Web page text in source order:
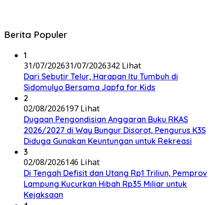
Berita Populer
1
31/07/202631/07/2026342 Lihat
Dari Sebutir Telur, Harapan Itu Tumbuh di
Sidomulyo Bersama Japfa for Kids
2
02/08/2026197 Lihat
Dugaan Pengondisian Anggaran Buku RKAS
2026/2027 di Way Bungur Disorot, Pengurus K3S
Diduga Gunakan Keuntungan untuk Rekreasi
3
02/08/2026146 Lihat
Di Tengah Defisit dan Utang Rp1 Triliun, Pemprov
Lampung Kucurkan Hibah Rp35 Miliar untuk
Kejaksaan